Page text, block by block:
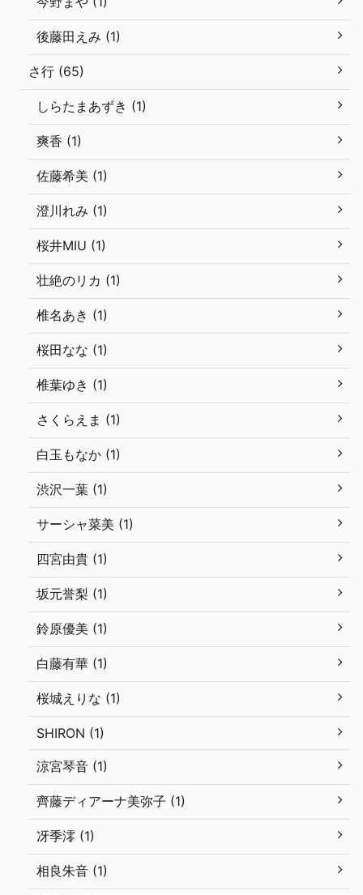
後藤田えみ (1)
さ行 (65)
しらたまあずき (1)
爽香 (1)
佐藤希美 (1)
澄川れみ (1)
桜井MIU (1)
壮絶のリカ (1)
椎名あき (1)
桜田なな (1)
椎葉ゆき (1)
さくらえま (1)
白玉もなか (1)
渋沢一葉 (1)
サーシャ菜美 (1)
四宮由貴 (1)
坂元誉梨 (1)
鈴原優美 (1)
白藤有華 (1)
桜城えりな (1)
SHIRON (1)
涼宮琴音 (1)
齊藤ディアーナ美弥子 (1)
冴季澪 (1)
相良朱音 (1)